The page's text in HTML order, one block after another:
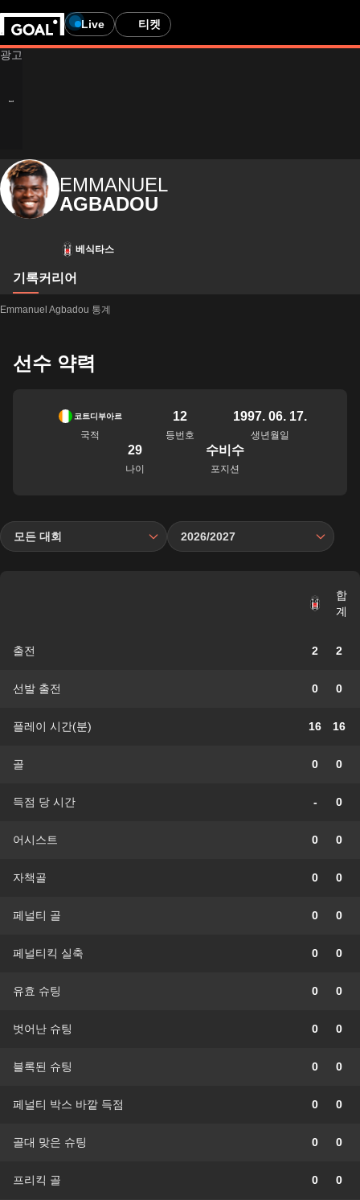
Live 티켓
EMMANUEL
AGBADOU
베식타스
기록커리어
Emmanuel Agbadou 통계
선수 약력
코트디부아르
국적
12
등번호
1997. 06. 17.
생년월일
29
나이
수비수
포지션
모든 대회 2026/2027
합
계
출전 2 2
선발 출전 0 0
플레이 시간(분) 16 16
골 0 0
득점 당 시간 - 0
어시스트 0 0
자책골 0 0
페널티 골 0 0
페널티킥 실축 0 0
유효 슈팅 0 0
벗어난 슈팅 0 0
블록된 슈팅 0 0
페널티 박스 바깥 득점 0 0
골대 맞은 슈팅 0 0
프리킥 골 0 0